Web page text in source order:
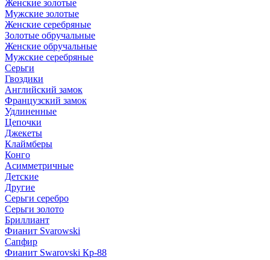
Женские золотые
Мужские золотые
Женские серебряные
Золотые обручальные
Женские обручальные
Мужские серебряные
Серьги
Гвоздики
Английский замок
Французский замок
Удлиненные
Цепочки
Джекеты
Клаймберы
Конго
Асимметричные
Детские
Другие
Серьги серебро
Серьги золото
Бриллиант
Фианит Svarowski
Сапфир
Фианит Swarovski Кр-88